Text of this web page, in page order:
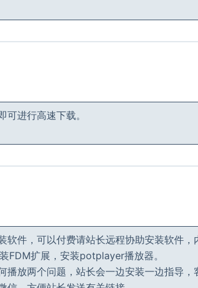
进行高速下载。
软件，可以付费请站长远程协助安装软件
FDM扩展，安装potplayer播放器。
播放两个问题，站长会一边安装一边指导，